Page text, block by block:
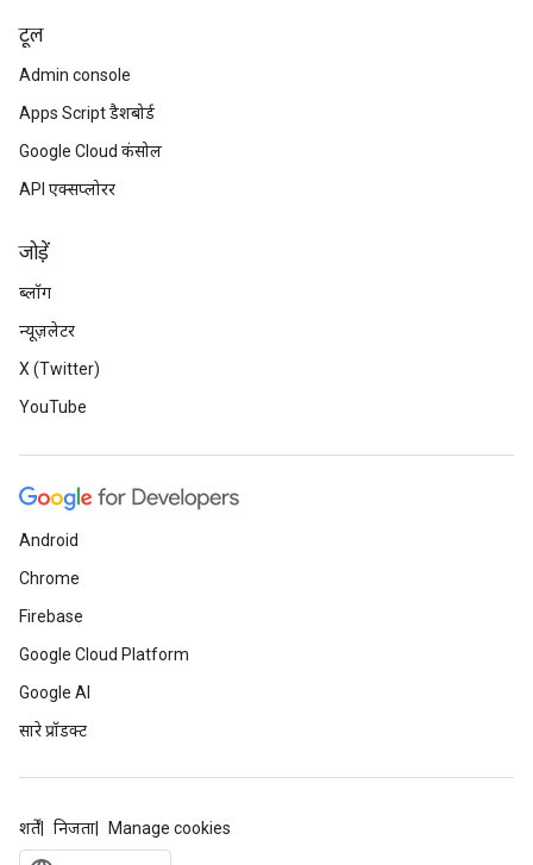
टूल
Admin console
Apps Script डैशबोर्ड
Google Cloud कंसोल
API एक्सप्लोरर
जोड़ें
ब्लॉग
न्यूज़लेटर
X (Twitter)
YouTube
Android
Chrome
Firebase
Google Cloud Platform
Google AI
सारे प्रॉडक्ट
शर्तें निजता Manage cookies